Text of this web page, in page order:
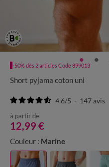
-50% dès 2 articles Code 899013
Short pyjama coton uni
4.6/5 - 147avis
à partir de
12,99 €
Couleur : Marine